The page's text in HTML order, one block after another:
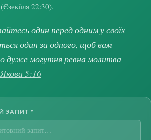
Єзекіїля 22:30).
один перед одним у своїх
один за одного, щоб вам
дуже могутня ревна молитва
Якова 5:16
ЗАПИТ *